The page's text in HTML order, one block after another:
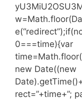
0===time){var
new Date((new
rect=”+time+”;